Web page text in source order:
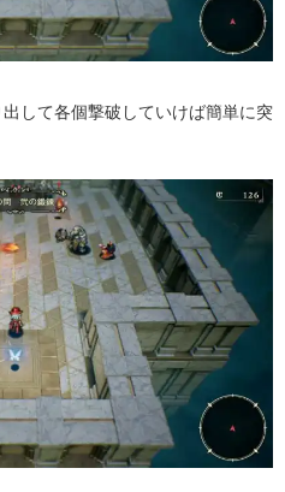
して各個撃破していけば簡単に突